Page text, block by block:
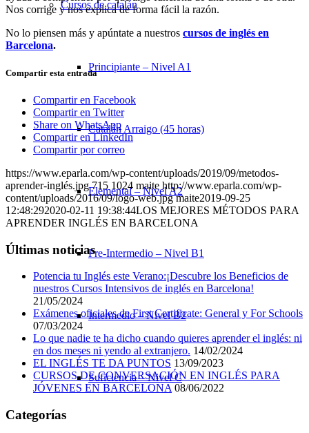
Cursos de catalán
Principiante – Nivel A1
Catalán Arraigo (45 horas)
Elemental – Nivel A2
Pre-Intermedio – Nivel B1
Intermedio – Nivel B2
Suficiencia – Nivel C
Nos corrige y nos explica de forma fácil la razón.
No lo piensen más y apúntate a nuestros cursos de inglés en
Barcelona.
Compartir esta entrada
Compartir en Facebook
Compartir en Twitter
Share on WhatsApp
Compartir en LinkedIn
Compartir por correo
https://www.eparla.com/wp-content/uploads/2019/09/metodos-
aprender-inglés.jpg 715 1024 maite http://www.eparla.com/wp-
content/uploads/2016/09/logo-web.jpg maite2019-09-25
12:48:292020-02-11 19:38:44LOS MEJORES MÉTODOS PARA
APRENDER INGLÉS EN BARCELONA
Últimas noticias
Potencia tu Inglés este Verano:¡Descubre los Beneficios de
nuestros Cursos Intensivos de inglés en Barcelona!
21/05/2024
Exámenes oficiales de First Certificate: General y For Schools
07/03/2024
Lo que nadie te ha dicho cuando quieres aprender el inglés: ni
en dos meses ni yendo al extranjero. 14/02/2024
EL INGLÉS TE DA PUNTOS 13/09/2023
CURSOS DE CONVERSACIÓN EN INGLÉS PARA
JÓVENES EN BARCELONA 08/06/2022
Categorías